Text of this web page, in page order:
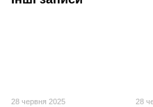
28 червня 2025 28